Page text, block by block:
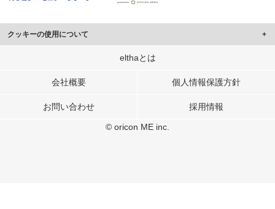
クッキーの使用について
このサイトでは Cookie を使用して、ユーザーに合わせたコンテンツや広告の
行っています。
メディアや広告配信、データ解析の各パートナーに提供しています。
elthaとは
会社概要 個人情報保護方針
お問い合わせ 採用情報
© oricon ME inc.